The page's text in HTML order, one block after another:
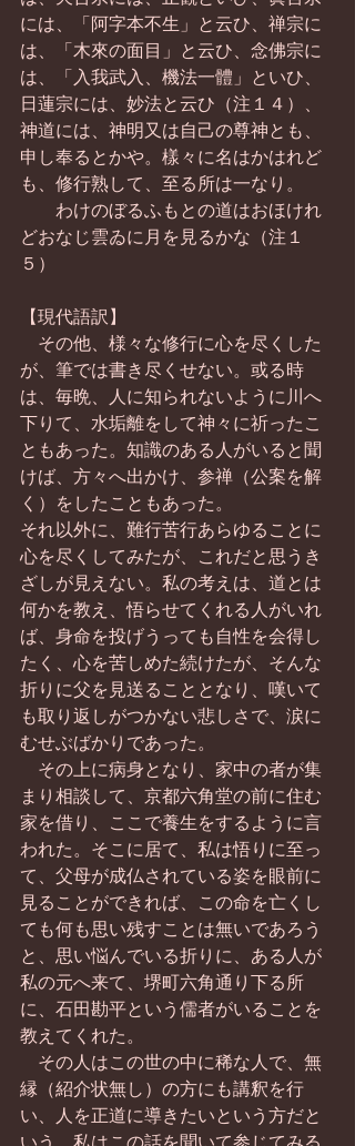
には、「阿字本不生」と云ひ、禅宗に
は、「木來の面目」と云ひ、念佛宗に
は、「入我武入、機法一體」といひ、
日蓮宗には、妙法と云ひ（注１４）、
神道には、神明又は自己の尊神とも、
申し奉るとかや。樣々に名はかはれど
も、修行熟して、至る所は一なり。
わけのぼるふもとの道はおほけれ
どおなじ雲ゐに月を見るかな（注１
５）
【現代語訳】
その他、様々な修行に心を尽くした
が、筆では書き尽くせない。或る時
は、毎晩、人に知られないように川へ
下りて、水垢離をして神々に祈ったこ
ともあった。知識のある人がいると聞
けば、方々へ出かけ、参禅（公案を解
く）をしたこともあった。
それ以外に、難行苦行あらゆることに
心を尽くしてみたが、これだと思うき
ざしが見えない。私の考えは、道とは
何かを教え、悟らせてくれる人がいれ
ば、身命を投げうっても自性を会得し
たく、心を苦しめた続けたが、そんな
折りに父を見送ることとなり、嘆いて
も取り返しがつかない悲しさで、涙に
むせぶばかりであった。
その上に病身となり、家中の者が集
まり相談して、京都六角堂の前に住む
家を借り、ここで養生をするように言
われた。そこに居て、私は悟りに至っ
て、父母が成仏されている姿を眼前に
見ることができれば、この命を亡くし
ても何も思い残すことは無いであろう
と、思い悩んでいる折りに、ある人が
私の元へ来て、堺町六角通り下る所
に、石田勘平という儒者がいることを
教えてくれた。
その人はこの世の中に稀な人で、無
縁（紹介状無し）の方にも講釈を行
い、人を正道に導きたいという方だと